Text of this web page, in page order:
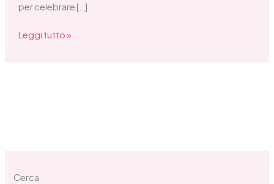
per celebrare […]
Leggi tutto »
Cerca